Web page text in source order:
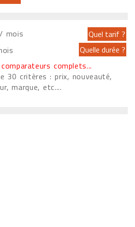
mois
complets...
30 critères : prix, nouveauté,
marque, etc....